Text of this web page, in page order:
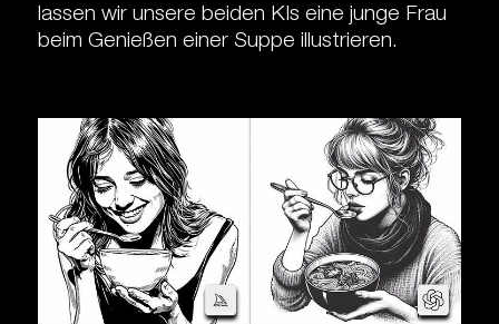
lassen wir unsere beiden KIs eine junge Frau
beim Genießen einer Suppe illustrieren.